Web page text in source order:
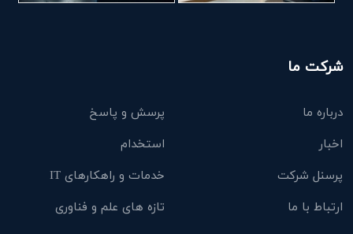
شرکت ما
درباره ما
پرسش و پاسخ
اخبار
استخدام
پرسنل شرکت
خدمات و راهکارهای IT
ارتباط با ما
تازه های علم و فناوری